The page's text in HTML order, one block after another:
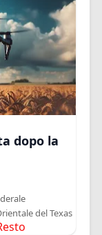
dopo la
del Texas